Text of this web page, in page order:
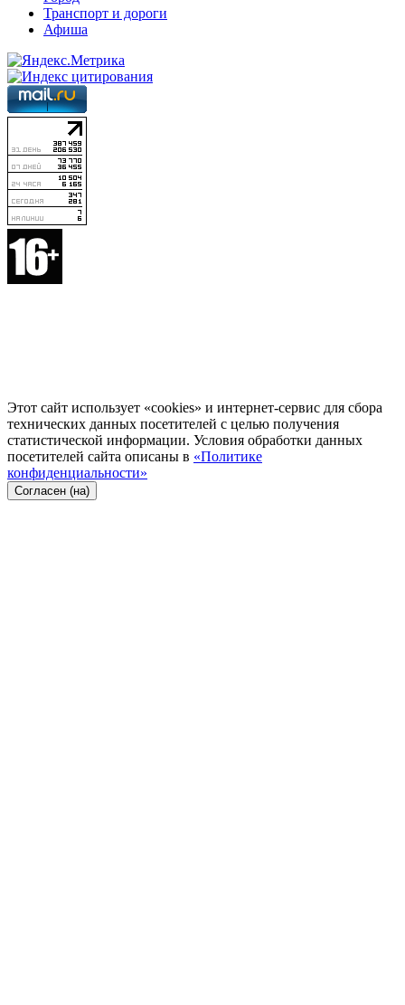
Транспорт и дороги
Афиша
Этот сайт использует «cookies» и интернет-сервис для сбора
технических данных посетителей с целью получения
статистической информации. Условия обработки данных
посетителей сайта описаны в «Политике
конфиденциальности»
Согласен (на)